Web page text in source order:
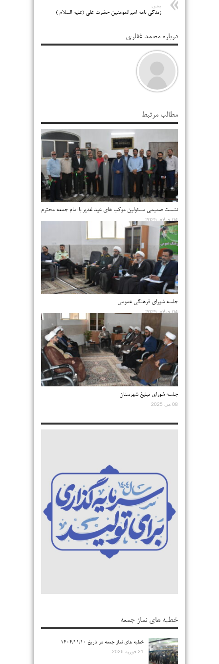
بعدی:
زندگی نامه امیرالمومنین حضرت علی (علیه السلام )
درباره محمد غفاری
مطالب مرتبط
نشست صمیمی مسئولین موکب های عید غدیر با امام جمعه محترم
04 جولای 2025
جلسه شورای فرهنگی عمومی
04 جولای 2025
جلسه شورای تبلیغ شهرستان
08 می 2025
خطبه های نماز جمعه
خطبه های نماز جمعه در تاریخ ۱۴۰۴/۱۱/۱۰
21 فوریه 2026